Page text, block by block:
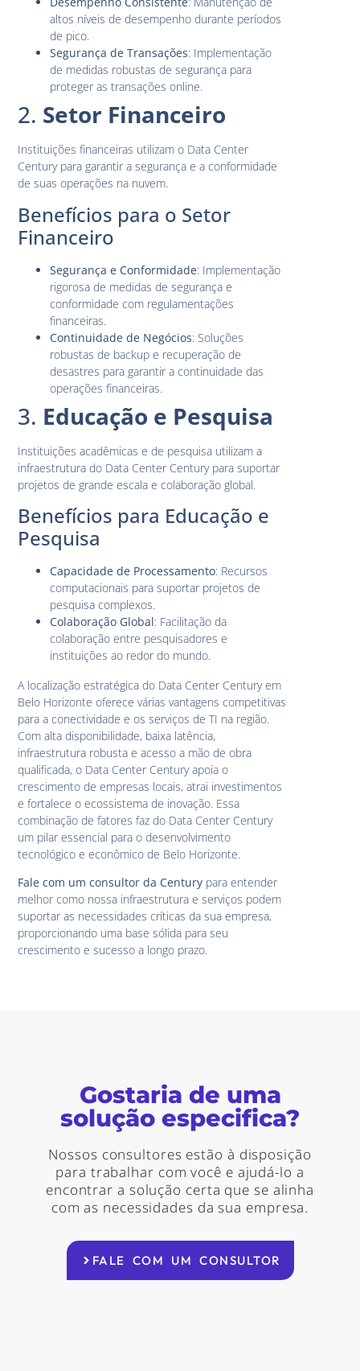
altos níveis de desempenho durante períodos
de pico.
Segurança de Transações: Implementação
de medidas robustas de segurança para
proteger as transações online.
2. Setor Financeiro
Instituições financeiras utilizam o Data Center
Century para garantir a segurança e a conformidade
de suas operações na nuvem.
Benefícios para o Setor
Financeiro
Segurança e Conformidade: Implementação
rigorosa de medidas de segurança e
conformidade com regulamentações
financeiras.
Continuidade de Negócios: Soluções
robustas de backup e recuperação de
desastres para garantir a continuidade das
operações financeiras.
3. Educação e Pesquisa
Instituições acadêmicas e de pesquisa utilizam a
infraestrutura do Data Center Century para suportar
projetos de grande escala e colaboração global.
Benefícios para Educação e
Pesquisa
Capacidade de Processamento: Recursos
computacionais para suportar projetos de
pesquisa complexos.
Colaboração Global: Facilitação da
colaboração entre pesquisadores e
instituições ao redor do mundo.
A localização estratégica do Data Center Century em
Belo Horizonte oferece várias vantagens competitivas
para a conectividade e os serviços de TI na região.
Com alta disponibilidade, baixa latência,
infraestrutura robusta e acesso a mão de obra
qualificada, o Data Center Century apoia o
crescimento de empresas locais, atrai investimentos
e fortalece o ecossistema de inovação. Essa
combinação de fatores faz do Data Center Century
um pilar essencial para o desenvolvimento
tecnológico e econômico de Belo Horizonte.
Fale com um consultor da Century para entender
melhor como nossa infraestrutura e serviços podem
suportar as necessidades críticas da sua empresa,
proporcionando uma base sólida para seu
crescimento e sucesso a longo prazo.
Gostaria de uma
solução especifica?
Nossos consultores estão à disposição
para trabalhar com você e ajudá-lo a
encontrar a solução certa que se alinha
com as necessidades da sua empresa.
FALE COM UM CONSULTOR